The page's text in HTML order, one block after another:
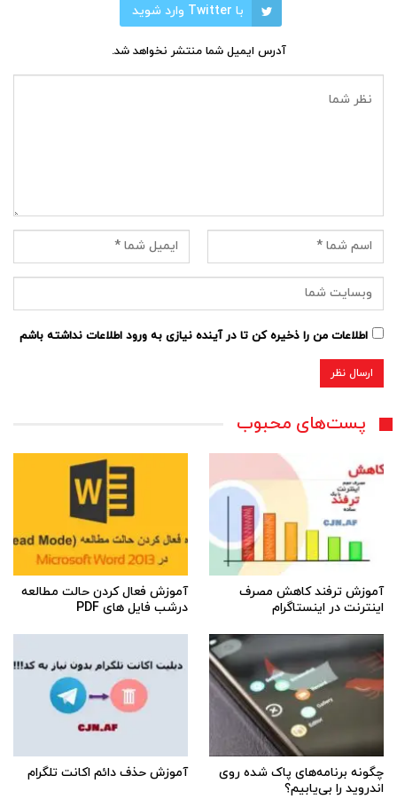
با Twitter وارد شوید
آدرس ایمیل شما منتشر نخواهد شد.
اطلاعات من را ذخیره کن تا در آینده نیازی به ورود اطلاعات نداشته باشم
پست‌های محبوب
آموزش ترفند کاهش مصرف
اینترنت در اینستاگرام
آموزش فعال کردن حالت مطالعه
درشب فایل های PDF
چگونه برنامه‌های پاک شده روی
اندروید را بی‌یابیم؟
آموزش حذف دائم اکانت تلگرام